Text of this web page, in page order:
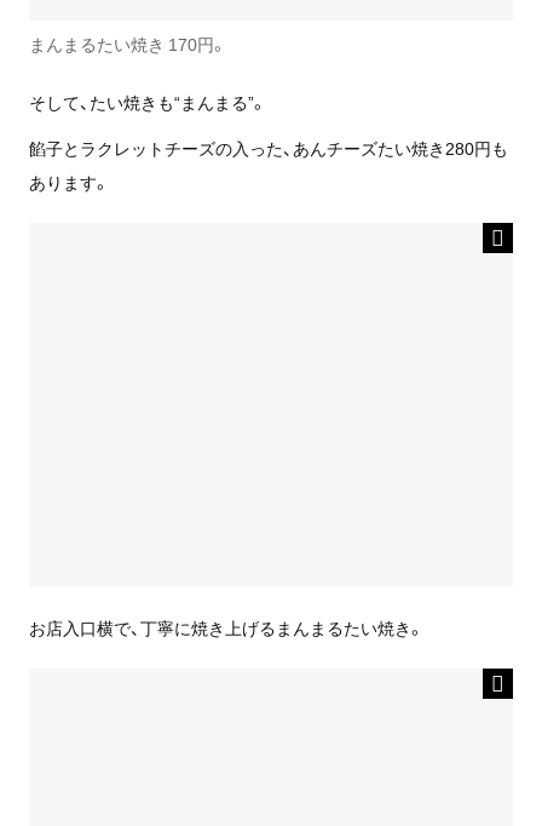
まんまるたい焼き 170円。
そして、たい焼きも“まんまる”。
餡子とラクレットチーズの入った、あんチーズたい焼き280円も
あります。
お店入口横で、丁寧に焼き上げるまんまるたい焼き。